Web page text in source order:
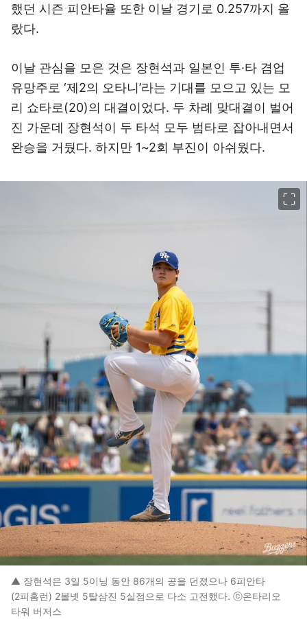
했던 시즌 피안타율 또한 이날 경기로 0.257까지 올
랐다.
이날 관심을 모은 것은 장현석과 일본인 투·타 겸업
유망주로 ‘제2의 오타니’라는 기대를 모으고 있는 모
리 쇼타로(20)의 대결이었다. 두 차례 맞대결이 벌어
진 가운데 장현석이 두 타석 모두 범타로 잡아내면서
완승을 거뒀다. 하지만 1~2회 부진이 아쉬웠다.
▲ 장현석은 3일 5이닝 동안 86개의 공을 던졌으나 6피안타
(2피홈런) 2볼넷 5탈삼진 5실점으로 다소 고전했다. ⓒ온타리오
타워 버저스